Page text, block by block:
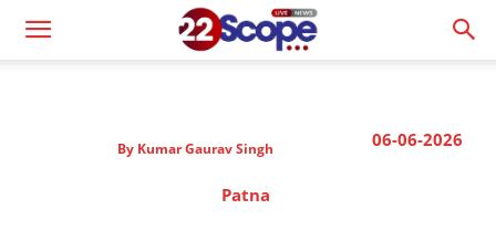
06-06-2026
By Kumar Gaurav Singh
Patna